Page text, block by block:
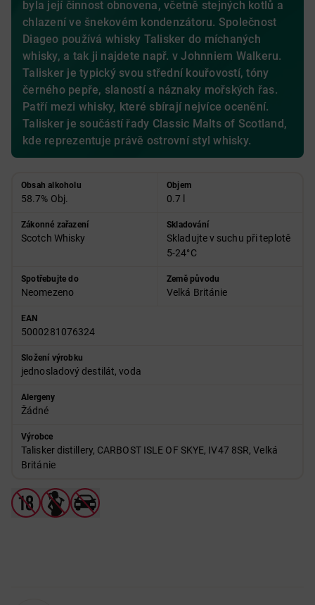
byla její činnost obnovena, včetně stejných kotlů a
chlazení ve šnekovém kondenzátoru. Společnost
Diageo používá whisky Talisker do míchaných
whisky, a tak ji najdete např. v Johnniem Walkeru.
Talisker je typický svou střední kouřovostí, tóny
černého pepře, slaností a náznaky mořských řas.
Patří mezi whisky, které sbírají nejvíce ocenění.
Talisker je součástí řady Classic Malts of Scotland,
kde reprezentuje právě ostrovní styl whisky.
Obsah alkoholu
58.7% Obj.
Objem
0.7 l
Zákonné zařazení
Scotch Whisky
Skladování
Skladujte v suchu při teplotě
5-24°C
Spotřebujte do
Neomezeno
Země původu
Velká Británie
EAN
5000281076324
Složení výrobku
jednosladový destilát, voda
Alergeny
Žádné
Výrobce
Talisker distillery, CARBOST ISLE OF SKYE, IV47 8SR, Velká
Británie